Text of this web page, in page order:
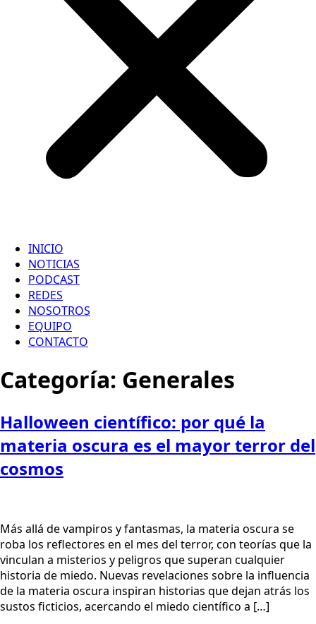
INICIO
NOTICIAS
PODCAST
REDES
NOSOTROS
EQUIPO
CONTACTO
Categoría: Generales
Halloween científico: por qué la
materia oscura es el mayor terror del
cosmos
Más allá de vampiros y fantasmas, la materia oscura se
roba los reflectores en el mes del terror, con teorías que la
vinculan a misterios y peligros que superan cualquier
historia de miedo. Nuevas revelaciones sobre la influencia
de la materia oscura inspiran historias que dejan atrás los
sustos ficticios, acercando el miedo científico a […]